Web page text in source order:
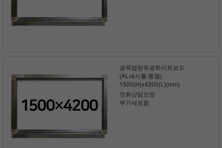
광폭법랑유광화이트보드
(AL새시틀/횡켈)
1500(H)x4200(L)(mm)
전화상담요망
부가세포함